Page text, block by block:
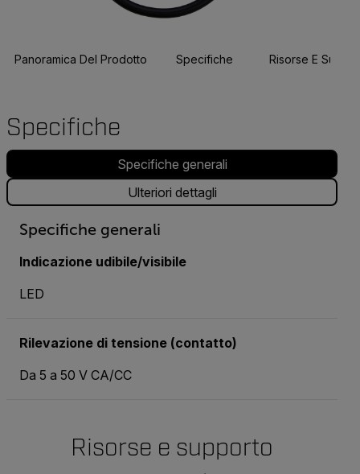
Panoramica Del Prodotto Specifiche Risorse E
Specifiche
Specifiche generali
Ulteriori dettagli
Specifiche generali
Indicazione udibile/visibile
LED
Rilevazione di tensione (contatto)
Da 5 a 50 V CA/CC
Risorse e supporto